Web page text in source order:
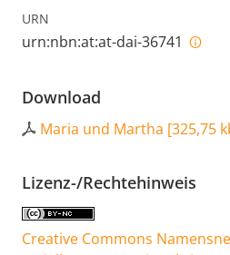
URN
urn:nbn:at:at-dai-36741
Download
Maria und Martha [325,75
Lizenz-/Rechtehinweis
Creative Commons